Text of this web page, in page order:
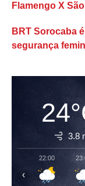
Flamengo X
BRT Sorocaba
segurança
3.8
22:00
‹